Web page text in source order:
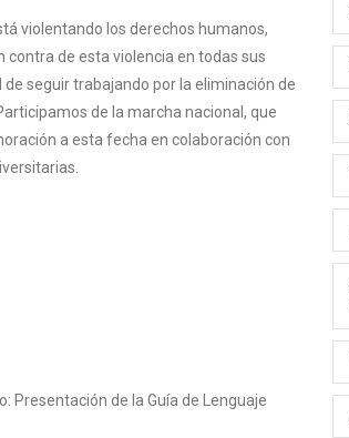
violentando los derechos humanos,
contra de esta violencia en todas sus
seguir trabajando por la eliminación de
de la marcha nacional, que
a esta fecha en colaboración con
Presentación de la Guía de Lenguaje